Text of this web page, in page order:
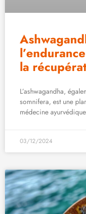
la
L’ashwagandha,
somnifera, est une
médecine
03/12/2024